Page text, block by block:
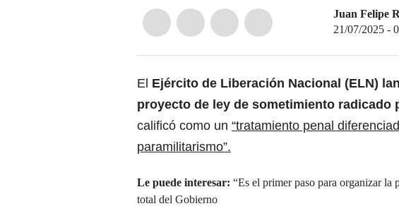
Juan Felipe
21/07/2025 -
El Ejército de Liberación Nacional (ELN)
proyecto de ley de sometimiento radicado
calificó como un “tratamiento penal
paramilitarismo”.
Le puede interesar: “Es el primer paso para organizar la
total del Gobierno